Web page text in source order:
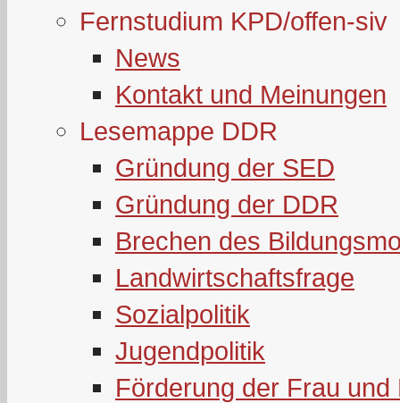
Fernstudium KPD/offen-siv
News
Kontakt und Meinungen
Lesemappe DDR
Gründung der SED
Gründung der DDR
Brechen des
Landwirtschaftsfrage
Sozialpolitik
Jugendpolitik
Förderung der Frau und